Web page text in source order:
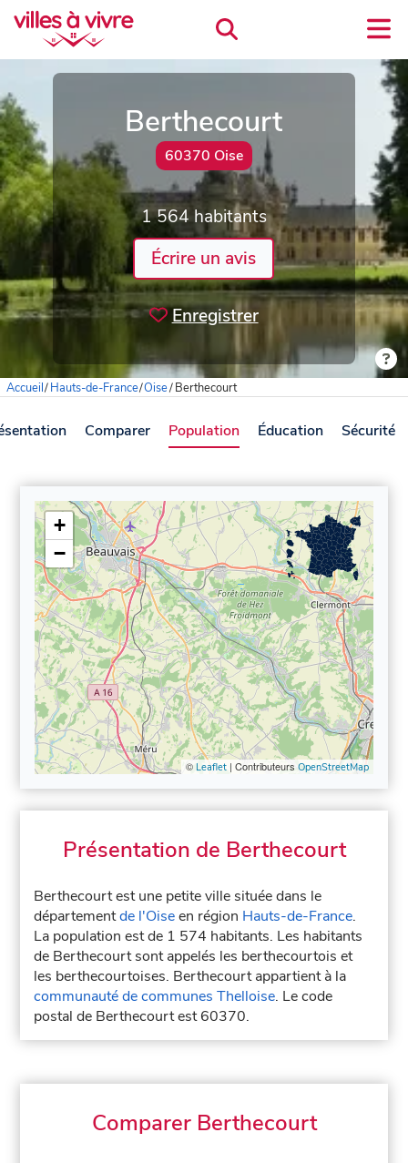
Berthecourt
60370 Oise
1 564 habitants
Écrire un avis
Enregistrer
Accueil/Hauts-de-France/Oise/Berthecourt
Comparer Population Éducation Sécurité
+
−
© Leaflet| Contributeurs OpenStreetMap
Présentation de Berthecourt
Berthecourt est une petite ville située dans le
départementde l'Oiseen région Hauts-de-France.
La population est de 1 574 habitants. Les habitants
de Berthecourt sont appelés les berthecourtois et
les berthecourtoises. Berthecourt appartient à la
communauté de communes Thelloise. Le code
postal de Berthecourt est 60370.
Comparer Berthecourt